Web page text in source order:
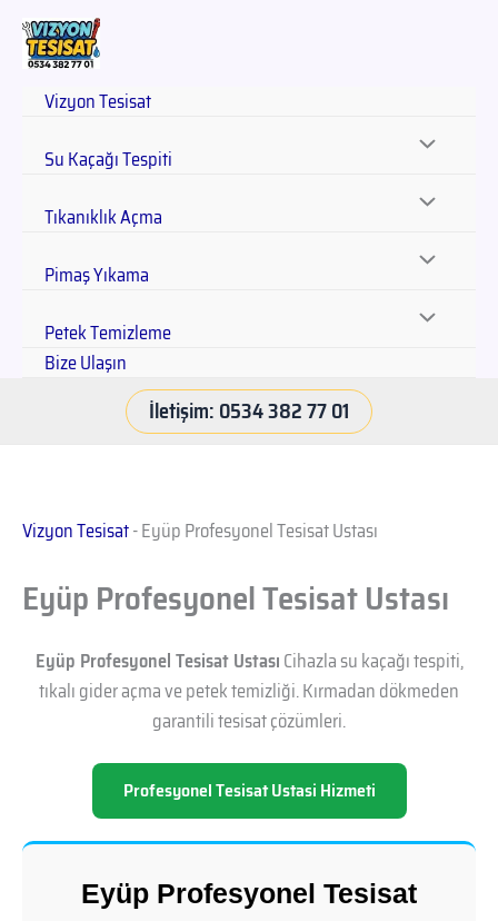
Vizyon Tesisat
Su Kaçağı Tespiti
Tıkanıklık Açma
Pimaş Yıkama
Petek Temizleme
Bize Ulaşın
İletişim: 0534 382 77 01
Vizyon Tesisat-Eyüp Profesyonel Tesisat Ustası
Eyüp Profesyonel Tesisat Ustası
Eyüp Profesyonel Tesisat UstasıCihazla su kaçağı tespiti,
tıkalı gider açma ve petek temizliği. Kırmadan dökmeden
garantili tesisat çözümleri.
Profesyonel Tesisat Ustasi Hizmeti
Eyüp Profesyonel Tesisat